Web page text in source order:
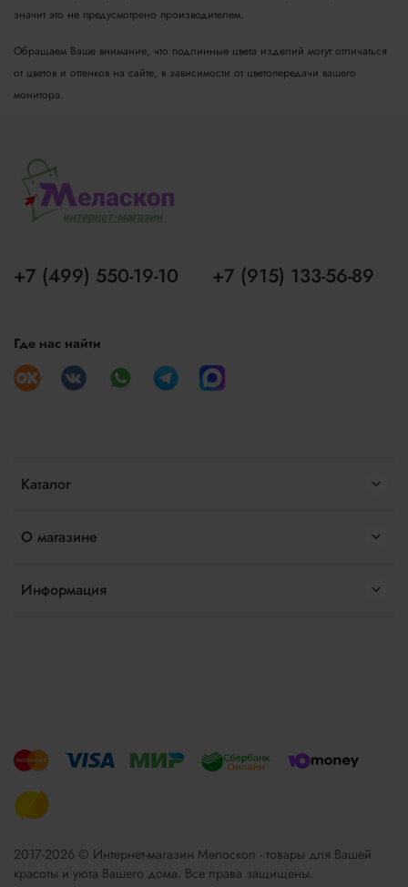
значит это не предусмотрено производителем.
Обращаем Ваше внимание, что подлинные цвета изделий могут отличаться
от цветов и оттенков на сайте, в зависимости от цветопередачи вашего
монитора.
Каталог
О магазине
Информация
+7 (499) 550-19-10 +7 (915) 133-56-89
Где нас найти
2017-2026 © Интернет-магазин Мелоскоп - товары для Вашей
красоты и уюта Вашего дома. Все права защищены.